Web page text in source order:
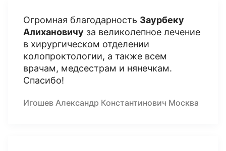
Огромная благодарность Заурбеку
Алихановичу за великолепное лечение
в хирургическом отделении
колопроктологии, а также всем
врачам, медсестрам и нянечкам.
Спасибо!
Игошев Александр Константинович Москва